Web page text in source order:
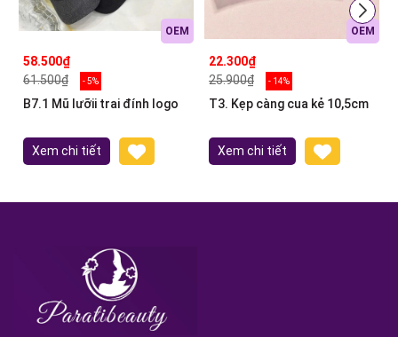
OEM
58.500₫
61.500₫
- 5%
B7.1 Mũ lưỡii trai đính logo
Xem chi tiết
OEM
22.300₫
25.900₫
- 14%
T3. Kẹp càng cua kẻ 10,5cm
Xem chi tiết